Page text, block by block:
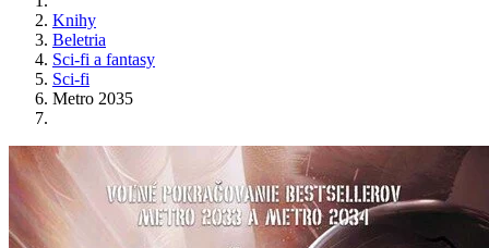
Knihy
Beletria
Sci-fi a fantasy
Sci-fi
Metro 2035